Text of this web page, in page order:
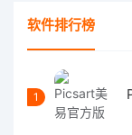
软件排行榜
1